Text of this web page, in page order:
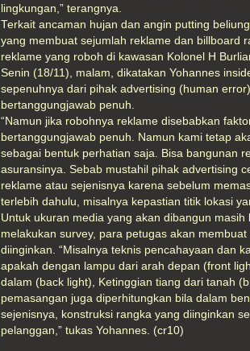
lingkungan,” terangnya.
Terkait ancaman hujan dan angin putting
yang membuat sejumlah reklame dan billboard
reklame yang roboh di kawasan Kolonel H
Senin (18/11), malam, dikatakan Yohannes
sepenuhnya dari pihak advertising (human
bertanggungjawab penuh.
“Namun jika robohnya reklame disebabkan
bertanggungjawab penuh. Namun kami tetap
sebagai bentuk perhatian saja. Bisa bangunan
asuransinya. Sebab mustahil pihak advertising
reklame atau sejenisnya karena sebelum
terlebih dahulu, misalnya kepastian titik lokasi
Untuk ukuran media yang akan dibangun masih
melakukan survey, para petugas akan
diinginkan. “Misalnya teknis pencahayaan dan
apakah dengan lampu dari arah depan (front
dalam (back light), Ketinggian tiang dari tanah
pemasangan juga diperhitungkan bila dalam
sejenisnya, konstruksi rangka yang diinginkan
pelanggan,” tukas Yohannes. (cr10)